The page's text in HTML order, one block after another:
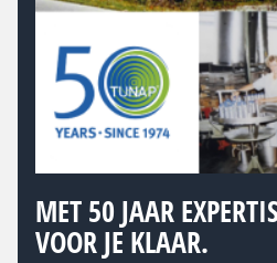
MET 50 JAAR
VOOR JE KLAAR.